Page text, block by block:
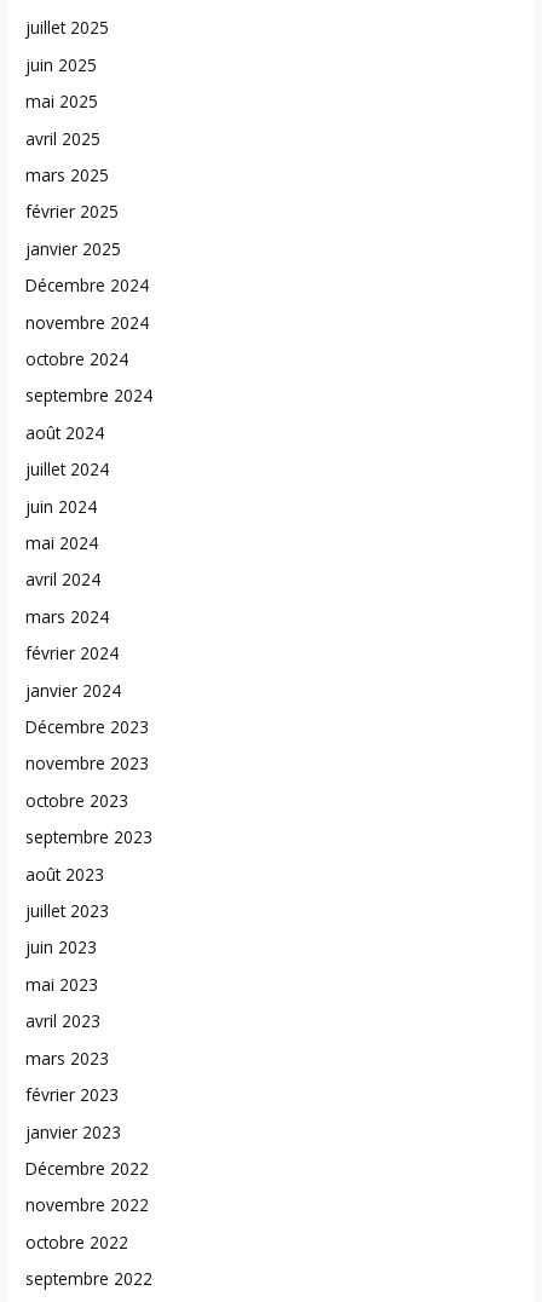
juillet 2025
juin 2025
mai 2025
avril 2025
mars 2025
février 2025
janvier 2025
Décembre 2024
novembre 2024
octobre 2024
septembre 2024
août 2024
juillet 2024
juin 2024
mai 2024
avril 2024
mars 2024
février 2024
janvier 2024
Décembre 2023
novembre 2023
octobre 2023
septembre 2023
août 2023
juillet 2023
juin 2023
mai 2023
avril 2023
mars 2023
février 2023
janvier 2023
Décembre 2022
novembre 2022
octobre 2022
septembre 2022